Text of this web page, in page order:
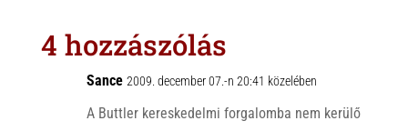
A
o
o
4 hozzászólás
Sance 2009. december 07.-n 20:41 közelében
A Buttler kereskedelmi forgalomba nem kerülő